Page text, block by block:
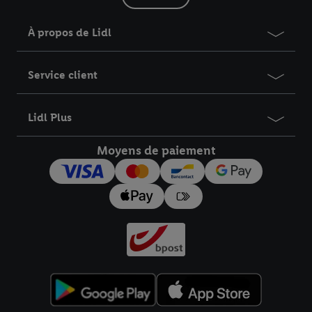
À propos de Lidl
Service client
Lidl Plus
Moyens de paiement